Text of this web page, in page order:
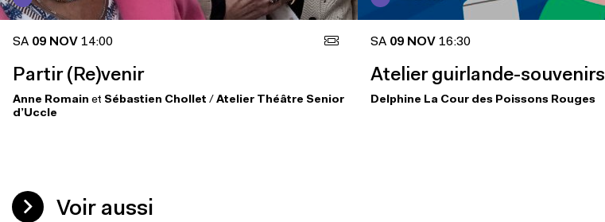
SA 09 NOV 14:00
Partir (Re)venir
Anne Romain et Sébastien Chollet / Atelier Théâtre Senior
d’Uccle
SA 09 NOV 16:30
Atelier guirlande-souvenirs
Delphine La Cour des Poissons Rouges
Voir aussi